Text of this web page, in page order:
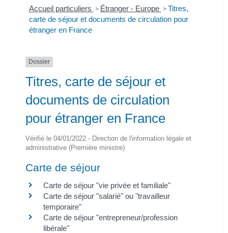
Accueil particuliers > Étranger - Europe > Titres,
carte de séjour et documents de circulation pour
étranger en France
Dossier
Titres, carte de séjour et
documents de circulation
pour étranger en France
Vérifié le 04/01/2022 - Direction de l'information légale et
administrative (Première ministre)
Carte de séjour
Carte de séjour "vie privée et familiale"
Carte de séjour "salarié" ou "travailleur
temporaire"
Carte de séjour "entrepreneur/profession
libérale"